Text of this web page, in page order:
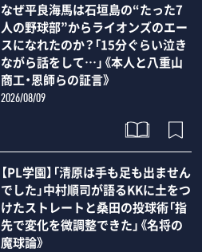
なぜ平良海馬は石垣島の“たった7
人の野球部”からライオンズのエー
スになれたのか？「15分ぐらい泣き
ながら話をして…」《本人と八重山
商工・恩師らの証言》
2026/08/09
【PL学園】「清原は手も足も出ません
でした」中村順司が語るKKに土をつ
けたストレートと桑田の投球術「指
先で変化を微調整できた」《名将の
魔球論》